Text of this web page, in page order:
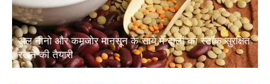
अल नीनो और कमजोर मानसून के साये में दालों का स्टॉक सुरक्षित
रखने की तैयारी